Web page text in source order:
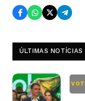
ÚLTIMAS NOTÍCIAS